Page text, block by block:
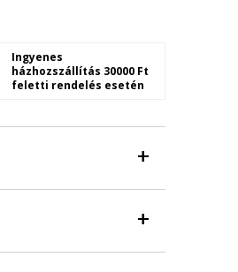
Ingyenes
házhozszállítás 30000 Ft
feletti rendelés esetén